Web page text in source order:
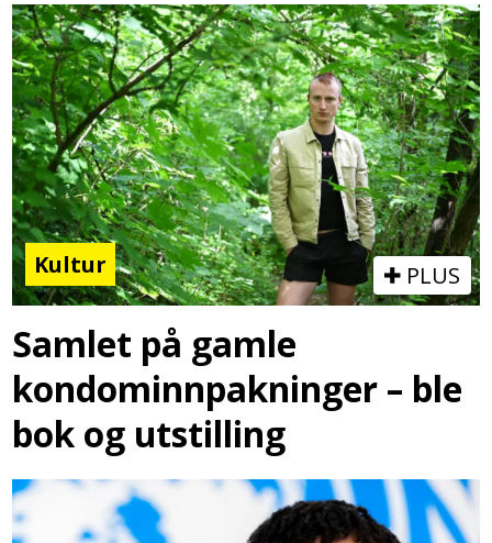
Kultur PLUS
Samlet på gamle
kondominnpakninger – ble
bok og utstilling